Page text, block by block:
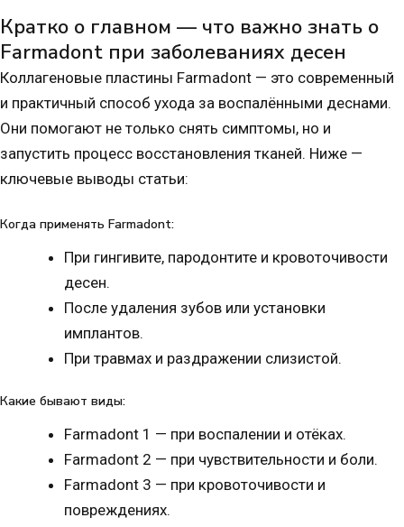
Кратко о главном — что важно знать о
Farmadont при заболеваниях десен
Коллагеновые пластины Farmadont — это современный
и практичный способ ухода за воспалёнными деснами.
Они помогают не только снять симптомы, но и
запустить процесс восстановления тканей. Ниже —
ключевые выводы статьи:
Когда применять Farmadont:
При гингивите, пародонтите и кровоточивости
десен.
После удаления зубов или установки
имплантов.
При травмах и раздражении слизистой.
Какие бывают виды:
Farmadont 1 — при воспалении и отёках.
Farmadont 2 — при чувствительности и боли.
Farmadont 3 — при кровоточивости и
повреждениях.